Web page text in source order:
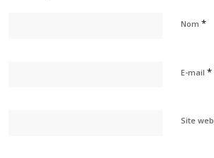
Nom*
E-mail*
Site web